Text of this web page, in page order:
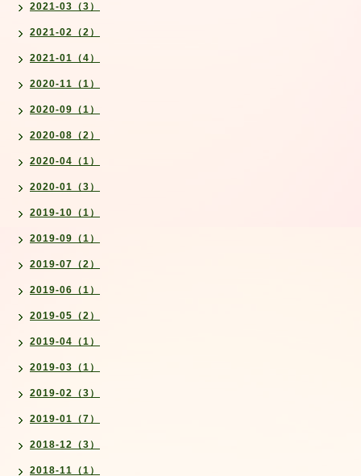
2021-03（3）
2021-02（2）
2021-01（4）
2020-11（1）
2020-09（1）
2020-08（2）
2020-04（1）
2020-01（3）
2019-10（1）
2019-09（1）
2019-07（2）
2019-06（1）
2019-05（2）
2019-04（1）
2019-03（1）
2019-02（3）
2019-01（7）
2018-12（3）
2018-11（1）